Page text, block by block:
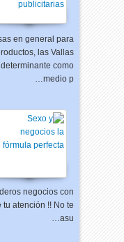
en general para
las Vallas
como
medio p…
negocios con
atención !! No te
asu…